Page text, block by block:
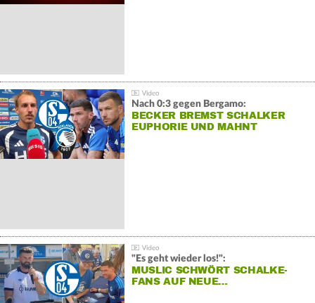
Nach 0:3 gegen Bergamo:
BECKER BREMST SCHALKER
EUPHORIE UND MAHNT
"Es geht wieder los!":
MUSLIC SCHWÖRT SCHALKE-
FANS AUF NEUE…